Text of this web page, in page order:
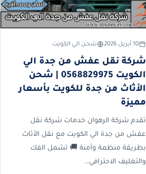
10 أبريل 2026 شحن الي الكويت
شركة نقل عفش من جدة الي
الكويت 0568829975 | شحن
الأثاث من جدة للكويت بأسعار
مميزة
تقدم شركة الرهوان خدمات شركة نقل
عفش من جدة الي الكويت مع نقل الأثاث
بطريقة منظمة وآمنة 🚚 تشمل الفك
والتغليف الاحترافي…